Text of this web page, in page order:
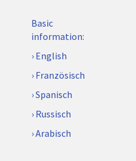
Basic
information:
English
Französisch
Spanisch
Russisch
Arabisch